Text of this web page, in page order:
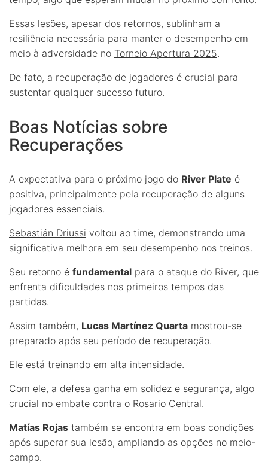
Essas lesões, apesar dos retornos, sublinham a
resiliência necessária para manter o desempenho em
meio à adversidade no Torneio Apertura 2025.
De fato, a recuperação de jogadores é crucial para
sustentar qualquer sucesso futuro.
Boas Notícias sobre
Recuperações
A expectativa para o próximo jogo do River Plate é
positiva, principalmente pela recuperação de alguns
jogadores essenciais.
Sebastián Driussi voltou ao time, demonstrando uma
significativa melhora em seu desempenho nos treinos.
Seu retorno é fundamental para o ataque do River, que
enfrenta dificuldades nos primeiros tempos das
partidas.
Assim também, Lucas Martínez Quarta mostrou-se
preparado após seu período de recuperação.
Ele está treinando em alta intensidade.
Com ele, a defesa ganha em solidez e segurança, algo
crucial no embate contra o Rosario Central.
Matías Rojas também se encontra em boas condições
após superar sua lesão, ampliando as opções no meio-
campo.